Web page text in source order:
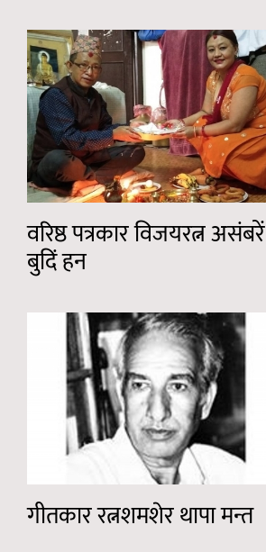
वरिष्ठ पत्रकार विजयरत्न असंबरें
बुदिं हन
गीतकार रत्नशमशेर थापा मन्त